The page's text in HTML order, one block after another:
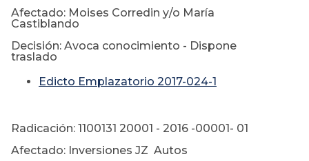
Afectado: Moises Corredin y/o María
Castiblando
Decisión: Avoca conocimiento - Dispone
traslado
Edicto Emplazatorio 2017-024-1
Radicación: 1100131 20001 - 2016 -00001- 01
Afectado: Inversiones JZ Autos